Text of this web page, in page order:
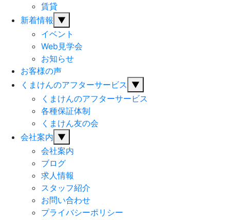
賃貸
新着情報 ▼
イベント
Web見学会
お知らせ
お客様の声
くまけんのアフターサービス ▼
くまけんのアフターサービス
各種保証体制
くまけん友の会
会社案内 ▼
会社案内
ブログ
求人情報
スタッフ紹介
お問い合わせ
プライバシーポリシー